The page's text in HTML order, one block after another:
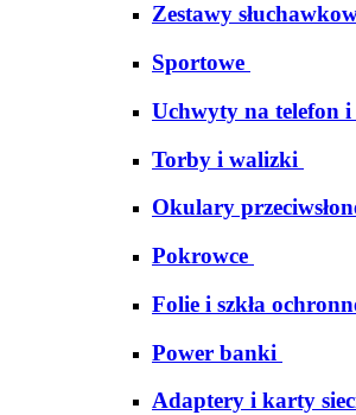
Zestawy
Sportowe
Uchwyty na telefon
Torby i walizki
Okulary
Pokrowce
Folie i szkła
Power banki
Adaptery i karty